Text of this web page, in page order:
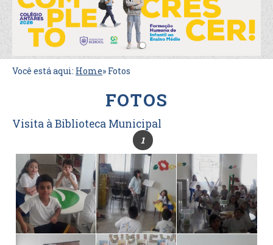
Você está aqui: Home» Fotos
FOTOS
Visita à Biblioteca Municipal
1